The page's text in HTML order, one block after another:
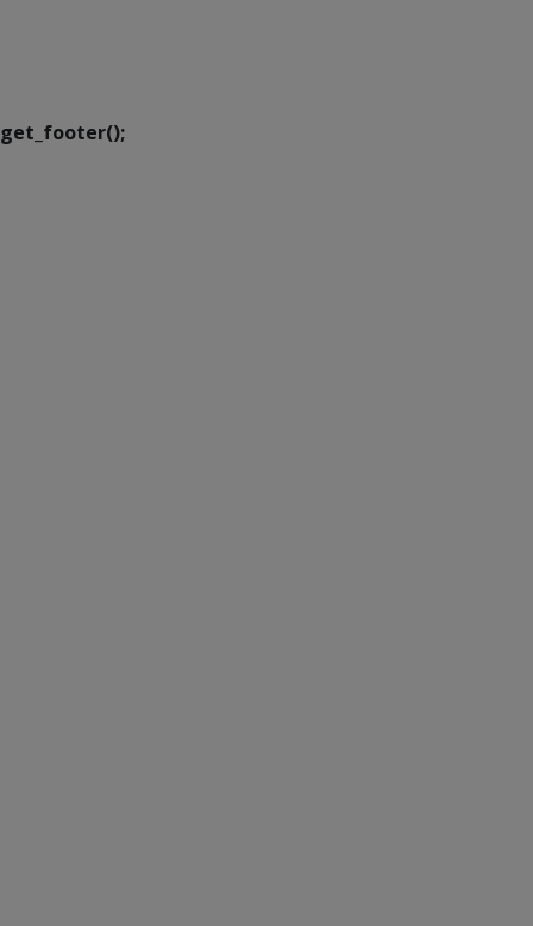
get_footer();